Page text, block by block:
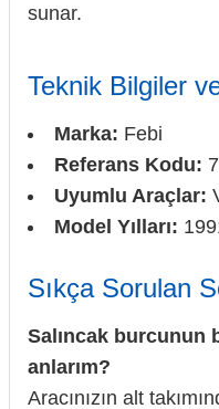
sunar.
Teknik Bilgiler
Marka: Febi
Referans Kodu:
Uyumlu Araçlar:
Model Yılları:
Sıkça Sorulan
Salıncak burcunun
anlarım?
Aracınızın alt